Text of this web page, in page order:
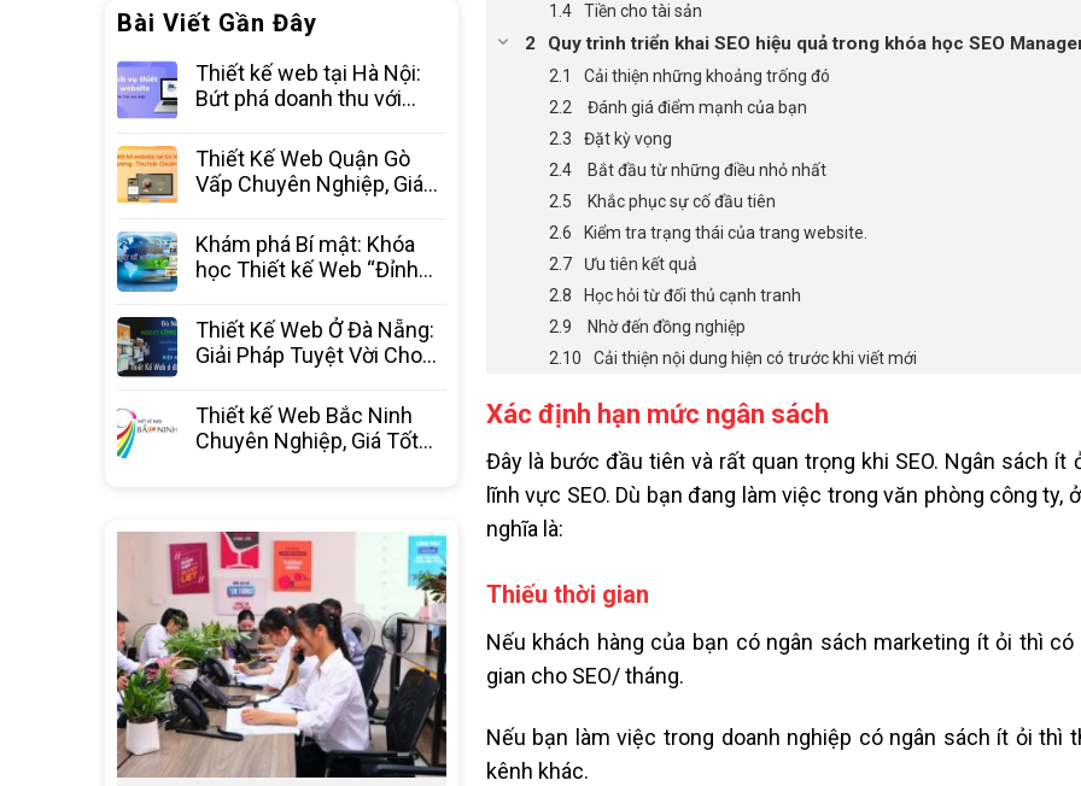
Bài Viết Gần Đây
Thiết kế web tại Hà Nội:
Bứt phá doanh thu với
3C Media
Thiết Kế Web Quận Gò
Vấp Chuyên Nghiệp, Giá
Khám phá Bí mật: Khóa
học Thiết kế Web “Đỉnh
nghiệp
Thiết Kế Web Ở Đà Nẵng:
Giải Pháp Tuyệt Vời Cho
Thiết kế Web Bắc Ninh
Chuyên Nghiệp, Giá Tốt
Tiền cho tài sản
Quy trình triển khai SEO hiệu quả trong khóa học SEO
Cải thiện những khoảng trống đó
Đánh giá điểm mạnh của bạn
Đặt kỳ vọng
Bắt đầu từ những điều nhỏ nhất
Khắc phục sự cố đầu tiên
Kiểm tra trạng thái của trang website.
Ưu tiên kết quả
Học hỏi từ đối thủ cạnh tranh
Nhờ đến đồng nghiệp
Cải thiện nội dung hiện có trước khi viết mới
Xác định hạn mức ngân sách
Đây là bước đầu tiên và rất quan trọng khi SEO. Ngân sách
lĩnh vực SEO. Dù bạn đang làm việc trong văn phòng công
nghĩa là:
Thiếu thời gian
Nếu khách hàng của bạn có ngân sách marketing ít ỏi thì
gian cho SEO/ tháng.
Nếu bạn làm việc trong doanh nghiệp có ngân sách ít ỏi
kênh khác.